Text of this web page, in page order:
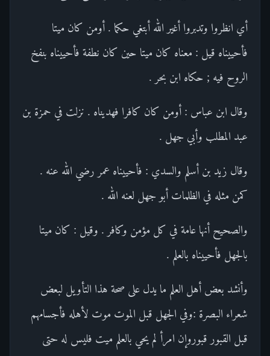
أي انظروا وتدبروا أغير الله أبتغي حكما . أومن كان ميتا
فأحييناه قيل : معناه كان ميتا حين كان نطفة فأحييناه بنفخ
الروح فيه ; حكاه ابن بحر .
وقال ابن عباس : أومن كان كافرا فهديناه . نزلت في حمزة بن
عبد المطلب وأبي جهل .
وقال زيد بن أسلم والسدي : فأحييناه عمر رضي الله عنه .
كمن مثله في الظلمات أبو جهل لعنه الله .
والصحيح أنها عامة في كل مؤمن وكافر . وقيل : كان ميتا
بالجهل فأحييناه بالعلم .
وأنشد بعض أهل العلم ما يدل على صحة هذا التأويل لبعض
شعراء البصرة :وفي الجهل قبل الموت موت لأهله فأجسامهم
قبل القبور قبوروإن امرأ لم يحي بالعلم ميت فليس له حتى